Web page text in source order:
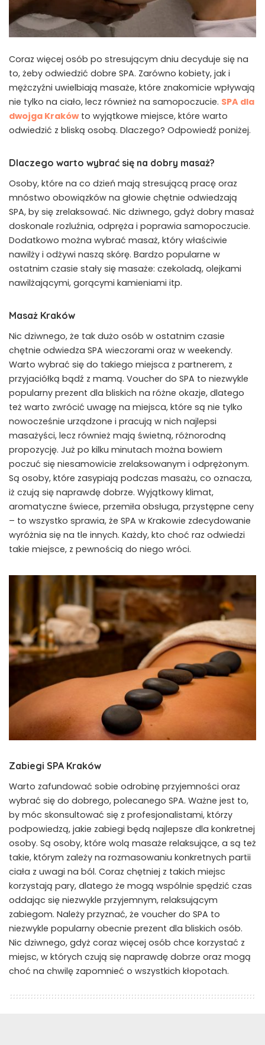
Coraz więcej osób po stresującym dniu decyduje się na
to, żeby odwiedzić dobre SPA. Zarówno kobiety, jak i
mężczyźni uwielbiają masaże, które znakomicie wpływają
nie tylko na ciało, lecz również na samopoczucie. SPA dla
dwojga Krakówto wyjątkowe miejsce, które warto
odwiedzić z bliską osobą. Dlaczego? Odpowiedź poniżej.
Dlaczego warto wybrać się na dobry masaż?
Osoby, które na co dzień mają stresującą pracę oraz
mnóstwo obowiązków na głowie chętnie odwiedzają
SPA, by się zrelaksować. Nic dziwnego, gdyż dobry masaż
doskonale rozluźnia, odpręża i poprawia samopoczucie.
Dodatkowo można wybrać masaż, który właściwie
nawilży i odżywi naszą skórę. Bardzo popularne w
ostatnim czasie stały się masaże: czekoladą, olejkami
nawilżającymi, gorącymi kamieniami itp.
Masaż Kraków
Nic dziwnego, że tak dużo osób w ostatnim czasie
chętnie odwiedza SPA wieczorami oraz w weekendy.
Warto wybrać się do takiego miejsca z partnerem, z
przyjaciółką bądź z mamą. Voucher do SPA to niezwykle
popularny prezent dla bliskich na różne okazje, dlatego
też warto zwrócić uwagę na miejsca, które są nie tylko
nowocześnie urządzone i pracują w nich najlepsi
masażyści, lecz również mają świetną, różnorodną
propozycję. Już po kilku minutach można bowiem
poczuć się niesamowicie zrelaksowanym i odprężonym.
Są osoby, które zasypiają podczas masażu, co oznacza,
iż czują się naprawdę dobrze. Wyjątkowy klimat,
aromatyczne świece, przemiła obsługa, przystępne ceny
– to wszystko sprawia, że SPA w Krakowie zdecydowanie
wyróżnia się na tle innych. Każdy, kto choć raz odwiedzi
takie miejsce, z pewnością do niego wróci.
Zabiegi SPA Kraków
Warto zafundować sobie odrobinę przyjemności oraz
wybrać się do dobrego, polecanego SPA. Ważne jest to,
by móc skonsultować się z profesjonalistami, którzy
podpowiedzą, jakie zabiegi będą najlepsze dla konkretnej
osoby. Są osoby, które wolą masaże relaksujące, a są też
takie, którym zależy na rozmasowaniu konkretnych partii
ciała z uwagi na ból. Coraz chętniej z takich miejsc
korzystają pary, dlatego że mogą wspólnie spędzić czas
oddając się niezwykle przyjemnym, relaksującym
zabiegom. Należy przyznać, że voucher do SPA to
niezwykle popularny obecnie prezent dla bliskich osób.
Nic dziwnego, gdyż coraz więcej osób chce korzystać z
miejsc, w których czują się naprawdę dobrze oraz mogą
choć na chwilę zapomnieć o wszystkich kłopotach.